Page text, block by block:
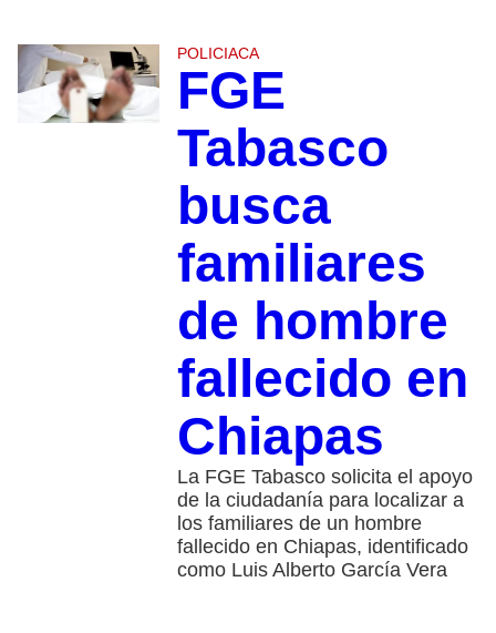
POLICIACA
FGE
Tabasco
busca
familiares
de hombre
fallecido en
Chiapas
La FGE Tabasco solicita el apoyo
de la ciudadanía para localizar a
los familiares de un hombre
fallecido en Chiapas, identificado
como Luis Alberto García Vera